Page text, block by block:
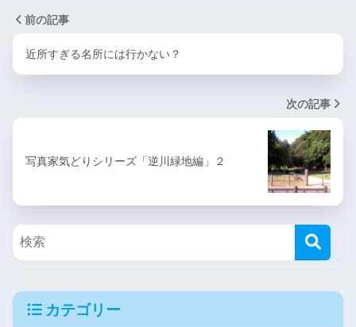
前の記事
近所すぎる名所には行かない？
次の記事
写真家気どりシリーズ「逆川緑地編」２
カテゴリー